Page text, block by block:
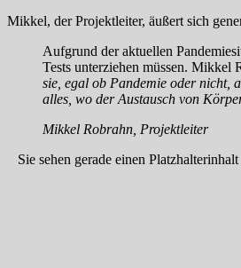
Mikkel, der Projektleiter, äußert sich
Aufgrund der aktuellen
Tests unterziehen müssen. Mikkel
sie, egal ob Pandemie oder nicht,
alles, wo der Austausch von
Mikkel Robrahn, Projektleiter
Sie sehen gerade einen